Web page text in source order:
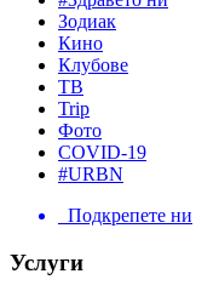
Зодиак
Кино
Клубове
ТВ
Trip
Фото
COVID-19
#URBN
Подкрепете ни
Услуги